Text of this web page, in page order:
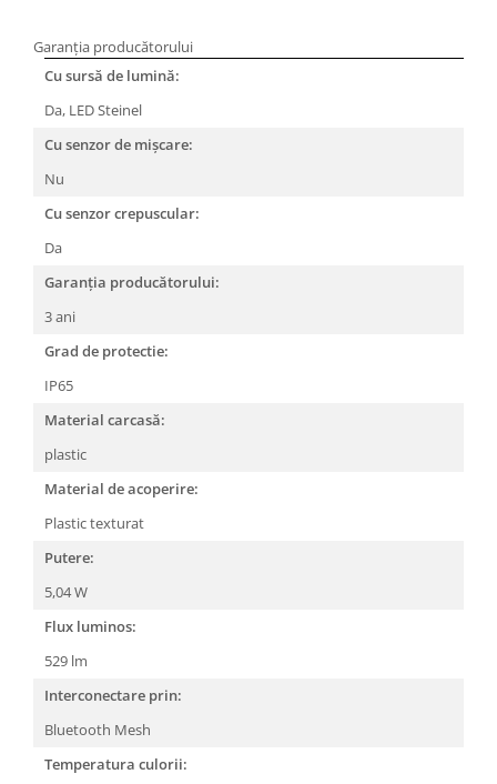
Garanția producătorului
Cu sursă de lumină:
Da, LED Steinel
Cu senzor de mișcare:
Nu
Cu senzor crepuscular:
Da
Garanția producătorului:
3 ani
Grad de protectie:
IP65
Material carcasă:
plastic
Material de acoperire:
Plastic texturat
Putere:
5,04 W
Flux luminos:
529 lm
Interconectare prin:
Bluetooth Mesh
Temperatura culorii: